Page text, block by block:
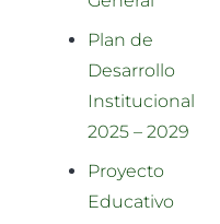
Plan de
Desarrollo
Institucional
2025 – 2029
Proyecto
Educativo